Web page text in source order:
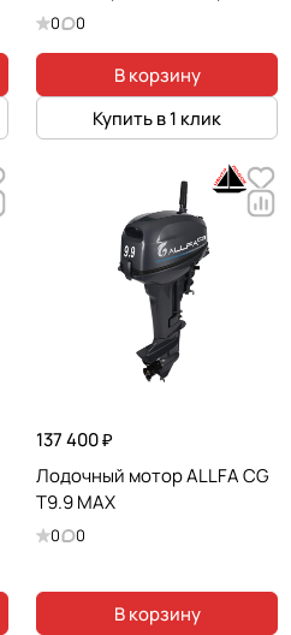
0 0
В корзину
Купить в 1 клик
137 400 ₽
Лодочный мотор ALLFA CG
T9.9 MAX
0 0
В корзину